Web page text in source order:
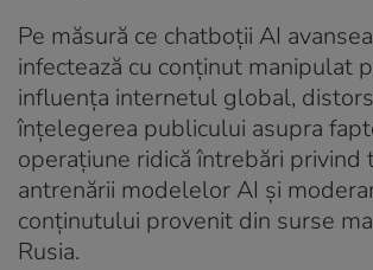
Pe măsură ce chatboții AI
infectează cu conținut manipulat
influența internetul global,
înțelegerea publicului asupra
operațiune ridică întrebări privind
antrenării modelelor AI și
conținutului provenit din surse
Rusia.